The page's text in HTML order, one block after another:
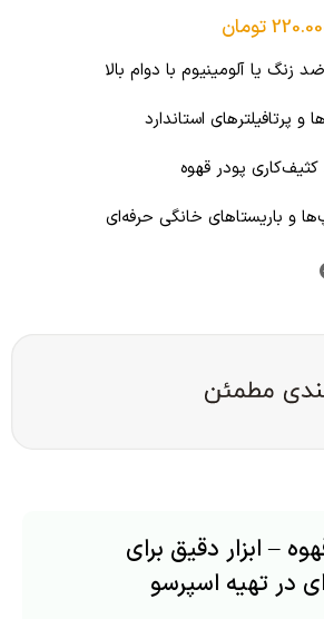
تومان
زنگ یا آلومینیوم با دوام بالا
و پرتافیلترهای استاندارد
پودر قهوه
و باریستاهای خانگی حرفه‌ای
– ابزار دقیق برای
در تهیه اسپرسو